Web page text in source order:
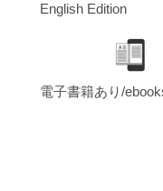
English Edition
電子書籍あり/